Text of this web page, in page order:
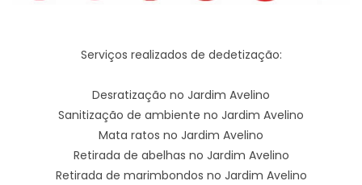
Serviços realizados de dedetização:
Desratização no Jardim Avelino
Sanitização de ambiente no Jardim Avelino
Mata ratos no Jardim Avelino
Retirada de abelhas no Jardim Avelino
Retirada de marimbondos no Jardim Avelino